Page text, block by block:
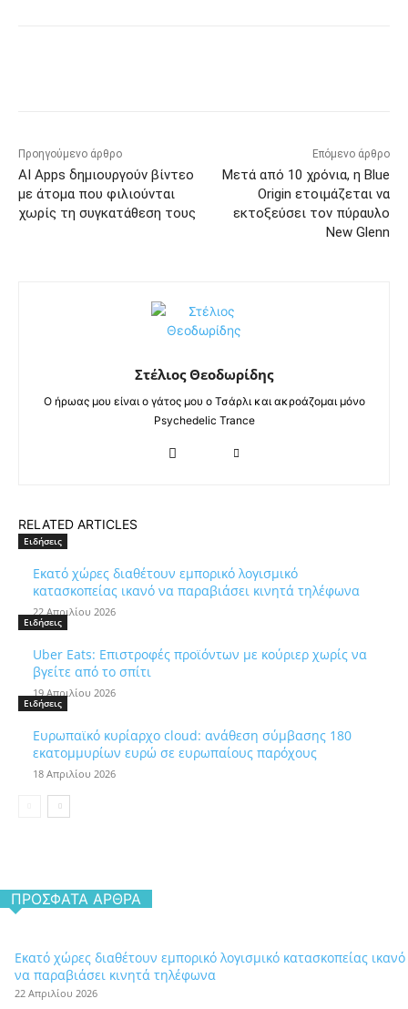
Προηγούμενο άρθρο
AI Apps δημιουργούν βίντεο
με άτομα που φιλιούνται
χωρίς τη συγκατάθεση τους
Επόμενο άρθρο
Μετά από 10 χρόνια, η Blue
Origin ετοιμάζεται να
εκτοξεύσει τον πύραυλο
New Glenn
Στέλιος Θεοδωρίδης
Ο ήρωας μου είναι ο γάτος μου ο Τσάρλι και ακροάζομαι μόνο
Psychedelic Trance
RELATED ARTICLES
Ειδήσεις
Εκατό χώρες διαθέτουν εμπορικό λογισμικό
κατασκοπείας ικανό να παραβιάσει κινητά τηλέφωνα
22 Απριλίου 2026
Ειδήσεις
Uber Eats: Επιστροφές προϊόντων με κούριερ χωρίς να
βγείτε από το σπίτι
19 Απριλίου 2026
Ειδήσεις
Ευρωπαϊκό κυρίαρχο cloud: ανάθεση σύμβασης 180
εκατομμυρίων ευρώ σε ευρωπαίους παρόχους
18 Απριλίου 2026
ΠΡΌΣΦΑΤΑ ΆΡΘΡΑ
Εκατό χώρες διαθέτουν εμπορικό λογισμικό κατασκοπείας ικανό
να παραβιάσει κινητά τηλέφωνα
22 Απριλίου 2026